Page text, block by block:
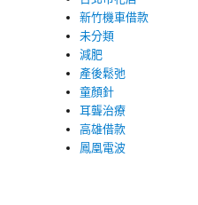
新竹機車借款
未分類
減肥
產後鬆弛
童顏針
耳聾治療
高雄借款
鳳凰電波